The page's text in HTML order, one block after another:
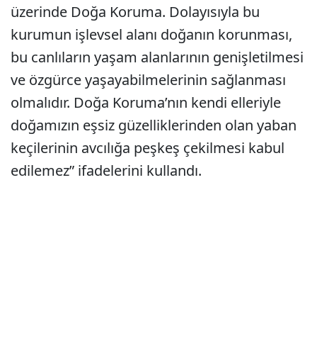
üzerinde Doğa Koruma. Dolayısıyla bu
kurumun işlevsel alanı doğanın korunması,
bu canlıların yaşam alanlarının genişletilmesi
ve özgürce yaşayabilmelerinin sağlanması
olmalıdır. Doğa Koruma’nın kendi elleriyle
doğamızın eşsiz güzelliklerinden olan yaban
keçilerinin avcılığa peşkeş çekilmesi kabul
edilemez” ifadelerini kullandı.